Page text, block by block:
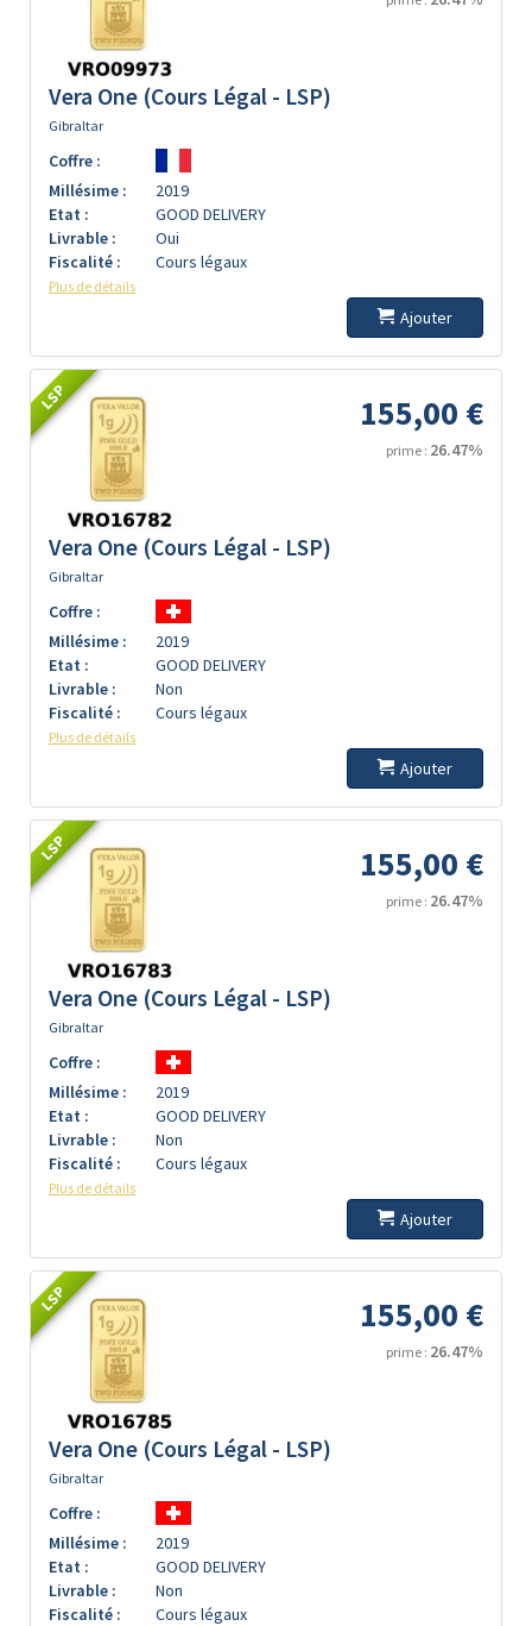
Vera One (Cours Légal - LSP)
Gibraltar
Coffre :
Millésime :
2019
Etat :
GOOD DELIVERY
Livrable :
Oui
Fiscalité :
Cours légaux
Plus de détails
Ajouter
LSP 155,00 €
prime : 26.47%
Vera One (Cours Légal - LSP)
Gibraltar
Coffre :
Millésime :
2019
Etat :
GOOD DELIVERY
Livrable :
Non
Fiscalité :
Cours légaux
Plus de détails
Ajouter
LSP 155,00 €
prime : 26.47%
Vera One (Cours Légal - LSP)
Gibraltar
Coffre :
Millésime :
2019
Etat :
GOOD DELIVERY
Livrable :
Non
Fiscalité :
Cours légaux
Plus de détails
Ajouter
LSP 155,00 €
prime : 26.47%
Vera One (Cours Légal - LSP)
Gibraltar
Coffre :
Millésime :
2019
Etat :
GOOD DELIVERY
Livrable :
Non
Fiscalité :
Cours légaux